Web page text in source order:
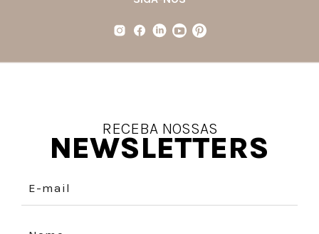
RECEBA NOSSAS
NEWSLETTERS